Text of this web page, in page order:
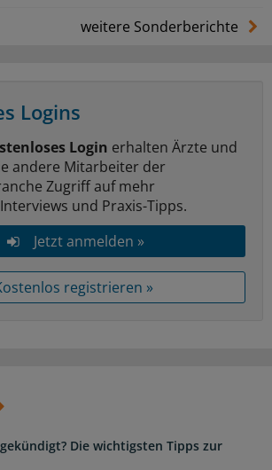
weitere Sonderberichte
Logins
Login erhalten Ärzte und
andere Mitarbeiter der
Zugriff auf mehr
und Praxis-Tipps.
Jetzt anmelden »
registrieren »
Die wichtigsten Tipps zur